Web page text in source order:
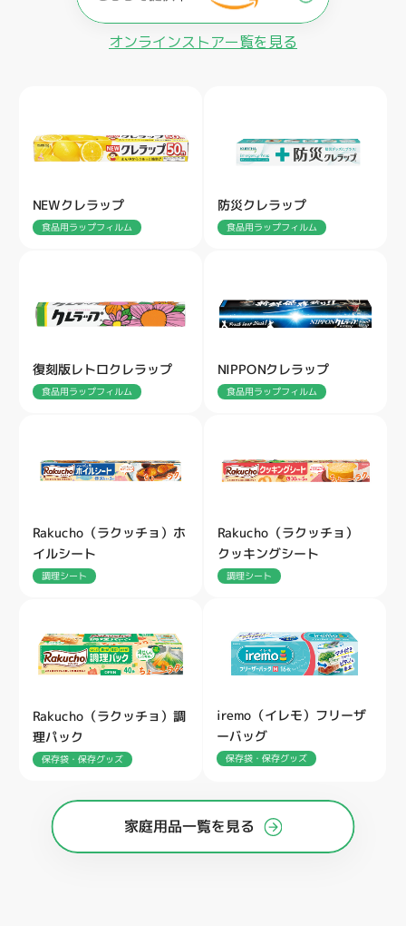
オンラインストアー覧を見る
NEWクレラップ
食品用ラップフィルム
防災クレラップ
食品用ラップフィルム
復刻版レトロクレラップ
食品用ラップフィルム
NIPPONクレラップ
食品用ラップフィルム
Rakucho（ラクッチョ）ホ
イルシート
調理シート
Rakucho（ラクッチョ）
クッキングシート
調理シート
Rakucho（ラクッチョ）調
理パック
保存袋・保存グッズ
iremo（イレモ）フリーザ
ーバッグ
保存袋・保存グッズ
家庭用品一覧を見る